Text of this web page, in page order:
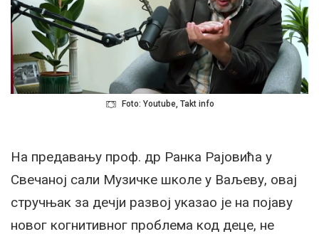
Foto: Youtube, Takt info
На предавању проф. др Ранка Рајовића у
Свечаној сали Музичке школе у Ваљеву, овај
стручњак за дечји развој указао је на појаву
новог когнитивног проблема код деце, не